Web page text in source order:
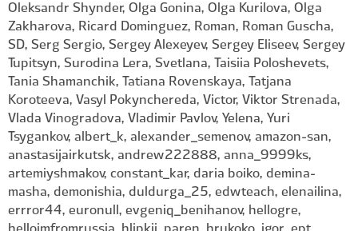
Oleksandr Shynder, Olga Gonina, Olga Kurilova, Olga
Zakharova, Ricard Dominguez, Roman, Roman Guscha,
SD, Serg Sergio, Sergey Alexeyev, Sergey Eliseev, Sergey
Tupitsyn, Surodina Lera, Svetlana, Taisiia Poloshevets,
Tania Shamanchik, Tatiana Rovenskaya, Tatjana
Koroteeva, Vasyl Pokynchereda, Victor, Viktor Strenada,
Vlada Vinogradova, Vladimir Pavlov, Yelena, Yuri
Tsygankov, albert_k, alexander_semenov, amazon-san,
anastasijairkutsk, andrew222888, anna_9999ks,
artemiyshmakov, constant_kar, daria boiko, demina-
masha, demonishia, duldurga_25, edwteach, elenailina,
errror44, euronull, evgeniq_benihanov, hellogre,